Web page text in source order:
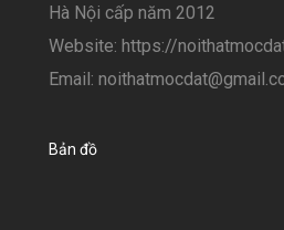
Hà Nội cấp năm 2012
Website: https://
Email:
Bản đồ